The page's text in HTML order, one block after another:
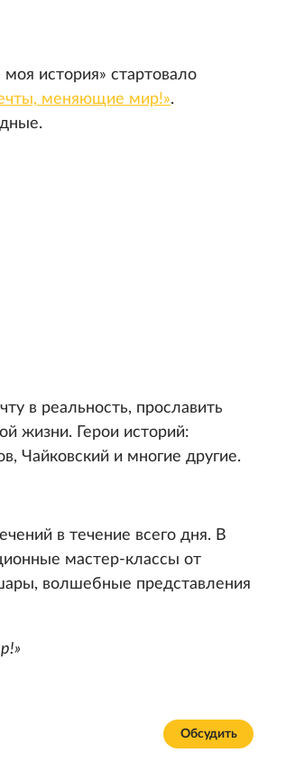
история» стартовало
меняющие мир!».
в реальность, прославить
жизни. Герои историй:
Чайковский и многие другие.
в течение всего дня. В
мастер-классы от
волшебные представления
Обсудить